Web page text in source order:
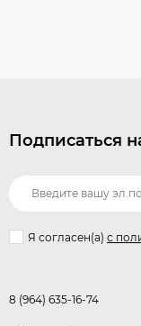
Подписаться
Я согласен(a) с
8 (964) 635-16-74